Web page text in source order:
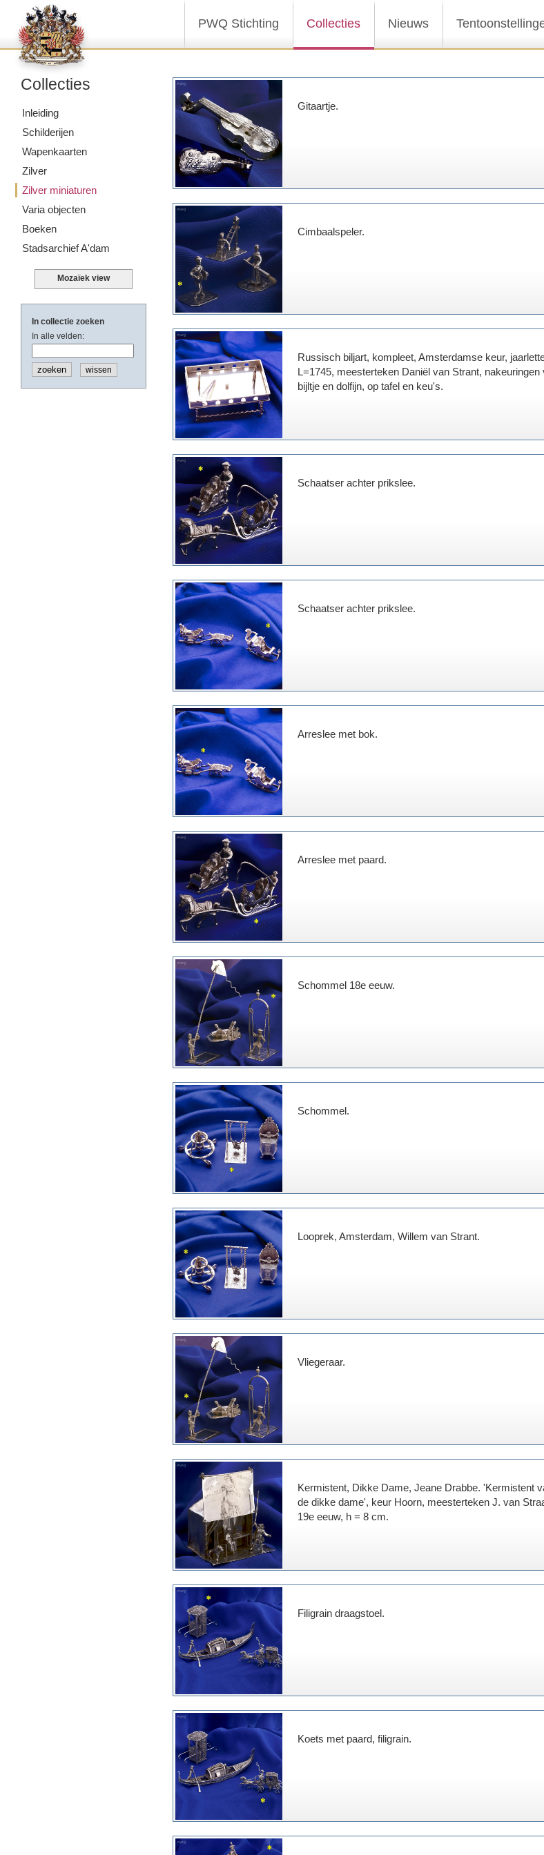
PWQ Stichting Collecties Nieuws
Collecties
Inleiding
Schilderijen
Wapenkaarten
Zilver
Zilver miniaturen
Varia objecten
Boeken
Stadsarchief A'dam
Mozaïek view
Gitaartje.
Cimbaalspeler.
Russisch biljart, kompleet, Amsterdamse keur,
L=1745, meesterteken Daniël van Strant, nakeuringen
bijltje en dolfijn, op tafel en keu's.
Schaatser achter prikslee.
Schaatser achter prikslee.
Arreslee met bok.
Arreslee met paard.
Schommel 18e eeuw.
Schommel.
Looprek, Amsterdam, Willem van Strant.
Vliegeraar.
Kermistent, Dikke Dame, Jeane Drabbe. 'Kermistent
de dikke dame', keur Hoorn, meesterteken J. van
19e eeuw, h = 8 cm.
Filigrain draagstoel.
Koets met paard, filigrain.
In collectie zoeken
In alle velden:
wissen